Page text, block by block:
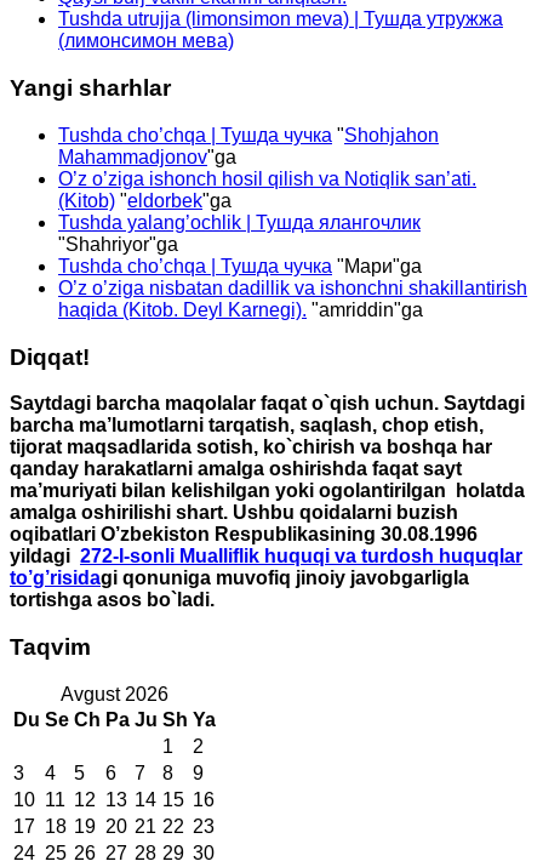
Tushda utrujja (limonsimon meva) | Тушда утружжа
(лимонсимон мева)
Yangi sharhlar
Tushda cho’chqa | Тушда чучка "Shohjahon
Mahammadjonov"ga
O’z o’ziga ishonch hosil qilish va Notiqlik san’ati.
(Kitob) "eldorbek"ga
Tushda yalang’ochlik | Тушда ялангочлик
"Shahriyor"ga
Tushda cho’chqa | Тушда чучка "Мари"ga
O’z o’ziga nisbatan dadillik va ishonchni shakillantirish
haqida (Kitob. Deyl Karnegi). "amriddin"ga
Diqqat!
Saytdagi barcha maqolalar faqat o`qish uchun. Saytdagi
barcha ma’lumotlarni tarqatish, saqlash, chop etish,
tijorat maqsadlarida sotish, ko`chirish va boshqa har
qanday harakatlarni amalga oshirishda faqat sayt
ma’muriyati bilan kelishilgan yoki ogolantirilgan holatda
amalga oshirilishi shart. Ushbu qoidalarni buzish
oqibatlari O’zbekiston Respublikasining 30.08.1996
yildagi 272-I-sonli Mualliflik huquqi va turdosh huquqlar
to’g’risidagi qonuniga muvofiq jinoiy javobgarligla
tortishga asos bo`ladi.
Taqvim
Avgust 2026
Du Se Ch Pa Ju Sh Ya
1
2
3
4 5 6 7 8
9
10 11 12 13 14 15 16
17 18 19 20 21 22 23
24 25 26 27 28 29 30